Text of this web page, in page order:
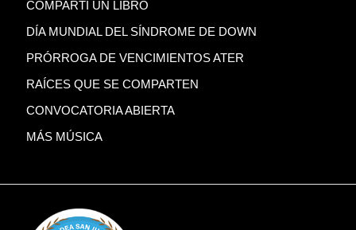
COMPARTÍ UN LIBRO
DÍA MUNDIAL DEL SÍNDROME DE DOWN
PRÓRROGA DE VENCIMIENTOS ATER
RAÍCES QUE SE COMPARTEN
CONVOCATORIA ABIERTA
MÁS MÚSICA